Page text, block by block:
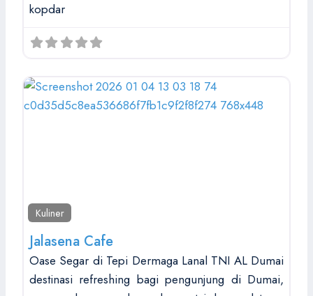
kopdar
Kuliner
Jalasena Cafe
Oase Segar di Tepi Dermaga Lanal TNI AL Dumai
destinasi refreshing bagi pengunjung di Dumai,